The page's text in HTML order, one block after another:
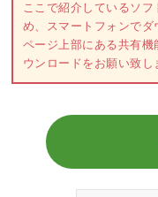
ここで紹介しているソ
め、スマートフォンでダ
ページ上部にある共有
ウンロードをお願い致し